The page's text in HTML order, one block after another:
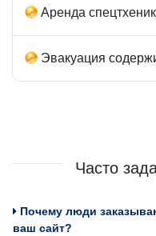
Аренда
Эвакуация
Часто
Почему люди
ваш сайт?